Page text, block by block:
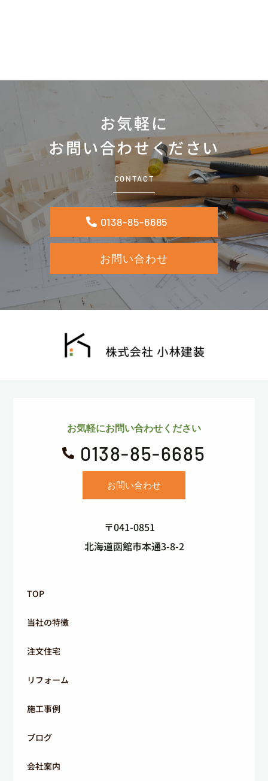
お気軽に
お問い合わせください
CONTACT
0138-85-6685
お問い合わせ
お気軽にお問い合わせください
 0138-85-6685
お問い合わせ
〒041-0851
北海道函館市本通3-8-2
TOP
当社の特徴
注文住宅
リフォーム
施工事例
ブログ
会社案内